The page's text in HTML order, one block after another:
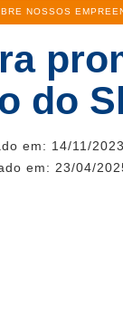
NOSSOS
do
em: 14/11/
em: 23/04/